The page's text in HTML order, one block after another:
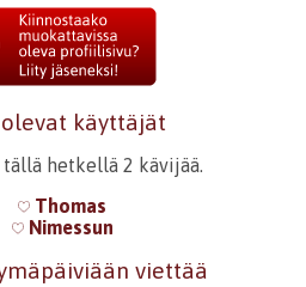
käyttäjät
hetkellä 2 kävijää.
Thomas
Nimessun
viettää